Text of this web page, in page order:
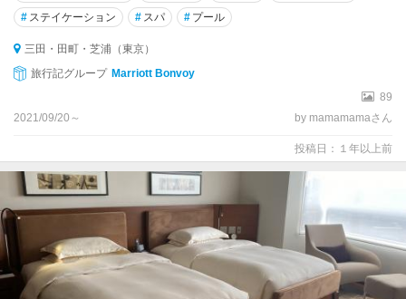
# ステイケーション # スパ # プール
三田・田町・芝浦（東京）
旅行記グループ Marriott Bonvoy
89
2021/09/20～
by mamamamaさん
投稿日：１年以上前